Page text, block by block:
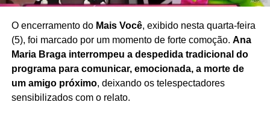
O encerramento do Mais Você, exibido nesta quarta-feira
(5), foi marcado por um momento de forte comoção. Ana
Maria Braga interrompeu a despedida tradicional do
programa para comunicar, emocionada, a morte de
um amigo próximo, deixando os telespectadores
sensibilizados com o relato.